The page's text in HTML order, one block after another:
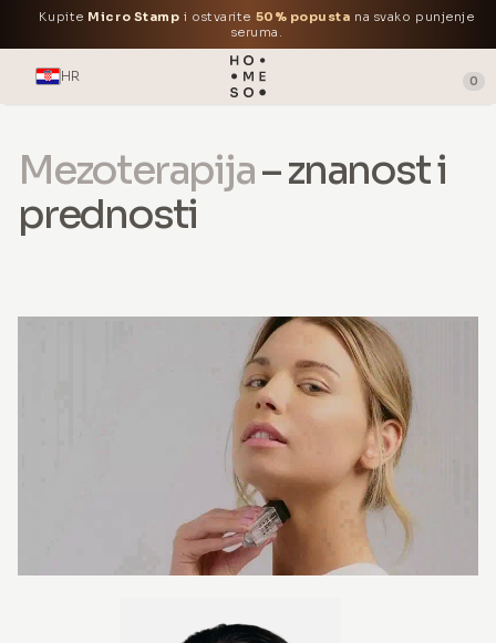
Kupite Micro Stamp i ostvarite 50% popusta na svako punjenje
seruma.
HR 0
Mezoterapija– znanost i
prednosti